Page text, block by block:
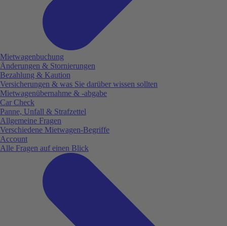
Mietwagenbuchung
Änderungen & Stornierungen
Bezahlung & Kaution
Versicherungen & was Sie darüber wissen sollten
Mietwagenübernahme & -abgabe
Car Check
Panne, Unfall & Strafzettel
Allgemeine Fragen
Verschiedene Mietwagen-Begriffe
Account
Alle Fragen auf einen Blick